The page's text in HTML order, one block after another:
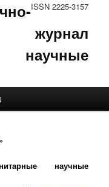
ISSN 2225-3157
журнал
научные
научные